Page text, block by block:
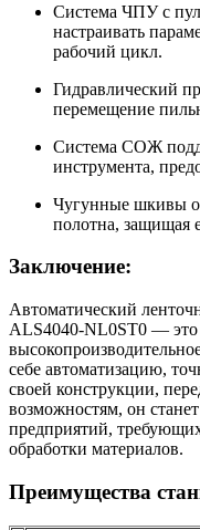
Система ЧПУ с
настраивать
рабочий цикл.
Гидравлический
перемещение
Система СОЖ
инструмента,
Чугунные шкивы
полотна, защищая
Заключение:
Автоматический
ALS4040-NL0ST0 —
себе автоматизацию,
своей конструкции,
возможностям, он
предприятий,
обработки материалов.
Преимущества